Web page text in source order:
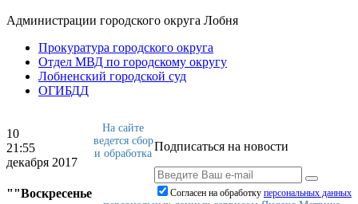
Администрации городского округа Лобня
Прокуратура городского округа
Отдел МВД по городскому округу
Лобненский городской суд
ОГИБДД
10
21:55
декабря 2017
""Воскресенье
Подписаться на новости
Согласен на обработку персональныx данных
На сайте
ведется сбор
и обработка